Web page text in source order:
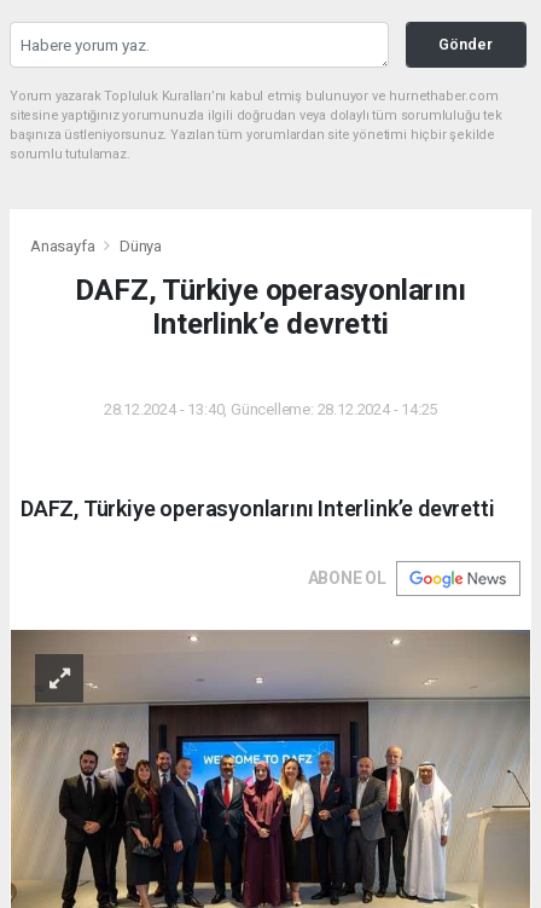
Gönder
Yorum yazarak Topluluk Kuralları’nı kabul etmiş bulunuyor ve hurnethaber.com
sitesine yaptığınız yorumunuzla ilgili doğrudan veya dolaylı tüm sorumluluğu tek
başınıza üstleniyorsunuz. Yazılan tüm yorumlardan site yönetimi hiçbir şekilde
sorumlu tutulamaz.
Anasayfa Dünya
DAFZ, Türkiye operasyonlarını
Interlink’e devretti
28.12.2024 - 13:40, Güncelleme: 28.12.2024 - 14:25
DAFZ, Türkiye operasyonlarını Interlink’e devretti
ABONE OL